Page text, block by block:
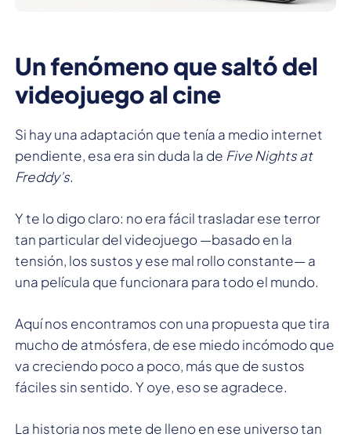
Un fenómeno que saltó del
videojuego al cine
Si hay una adaptación que tenía a medio internet
pendiente, esa era sin duda la de Five Nights at
Freddy’s.
Y te lo digo claro: no era fácil trasladar ese terror
tan particular del videojuego —basado en la
tensión, los sustos y ese mal rollo constante— a
una película que funcionara para todo el mundo.
Aquí nos encontramos con una propuesta que tira
mucho de atmósfera, de ese miedo incómodo que
va creciendo poco a poco, más que de sustos
fáciles sin sentido. Y oye, eso se agradece.
La historia nos mete de lleno en ese universo tan